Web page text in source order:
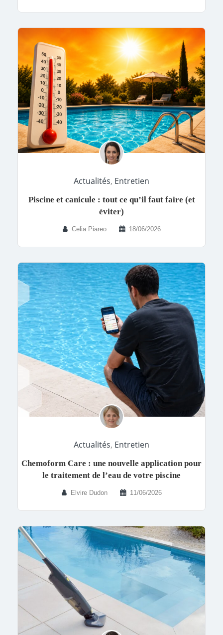
Actualités, Entretien
Piscine et canicule : tout ce qu’il faut faire (et
éviter)
Celia Piareo 18/06/2026
Actualités, Entretien
Chemoform Care : une nouvelle application pour
le traitement de l’eau de votre piscine
Elvire Dudon 11/06/2026